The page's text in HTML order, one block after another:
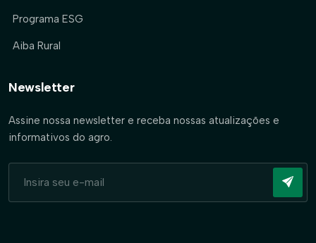
Programa ESG
Aiba Rural
Newsletter
Assine nossa newsletter e receba nossas atualizações e
informativos do agro.